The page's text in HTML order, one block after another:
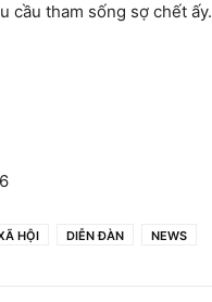
cầu tham sống sợ chết ấy.
HỘI DIỄN ĐÀN NEWS